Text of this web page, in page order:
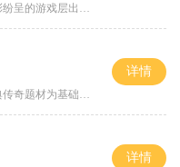
网络游戏的发展迅猛，各种精彩纷呈的游戏层出不穷。而其中一款备受玩家瞩目和喜爱的游戏就是传奇世界。作为一款经典的网络游戏，它拥有着庞大的玩家群体和丰富多样的游戏内容
2023传奇世界手游是一款以经典传奇题材为基础开发的手机游戏。游戏中融合了传统的游戏玩法和现代的技术手段，为玩家们带来了全新的沉浸式游戏体验。现在，我们就一起来了解一下
详情
详情